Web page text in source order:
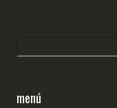
menú